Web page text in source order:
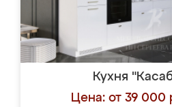
Кухня
Цена: от 39 000